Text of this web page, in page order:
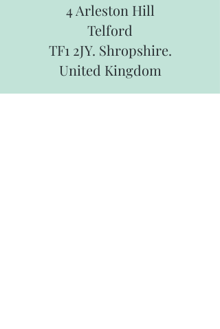
4 Arleston Hill
Telford
TF1 2JY. Shropshire.
United Kingdom